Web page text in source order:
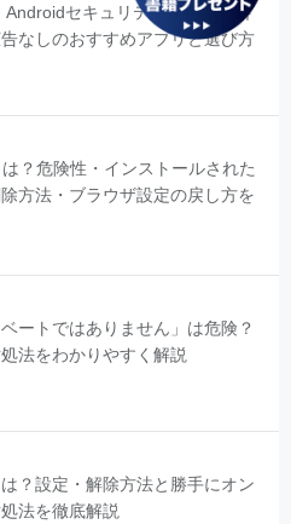
Androidセキュリティソフト無料
なしのおすすめアプリと選び方
？危険性・インストールされた
方法・ブラウザ設定の戻し方を
ベートではありません」は危険？
法をわかりやすく解説
？設定・解除方法と勝手にオン
法を徹底解説